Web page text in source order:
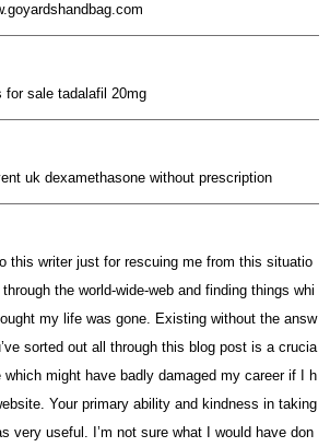
for sale tadalafil 20mg
uk dexamethasone without prescription
this writer just for rescuing me from this situatio
the world-wide-web and finding things whi
my life was gone. Existing without the answ
sorted out all through this blog post is a crucia
which might have badly damaged my career if I h
Your primary ability and kindness in taking
very useful. I’m not sure what I would have don